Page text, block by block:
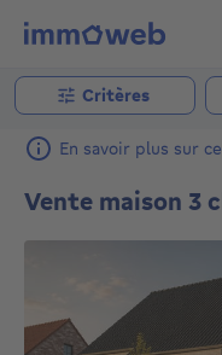
Critères
En savoir plus sur
Vente maison 3